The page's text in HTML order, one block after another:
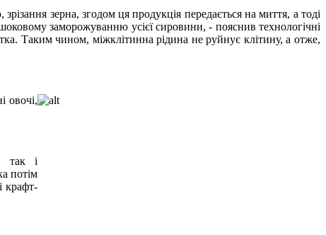
зерна, згодом ця продукція передається на миття, а тоді
заморожуванню усієї сировини, - пояснив технологічні
Таким чином, міжклітинна рідина не руйнує клітину, а отже,
овочі,
так і
потім
крафт-